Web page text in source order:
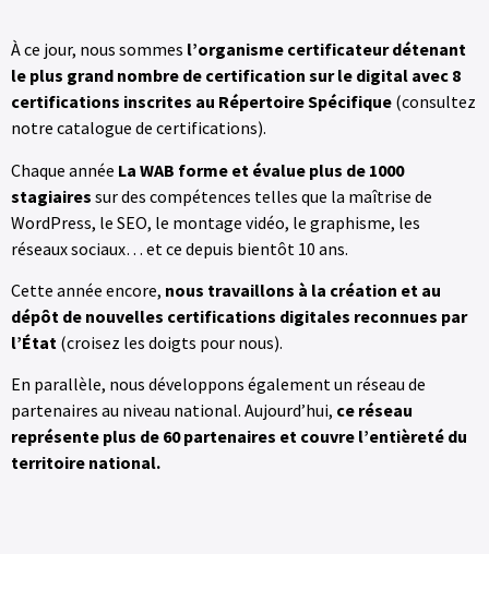
À ce jour, nous sommes l’organisme certificateur détenant
le plus grand nombre de certification sur le digital avec 8
certifications inscrites au Répertoire Spécifique (consultez
notre catalogue de certifications).
Chaque année La WAB forme et évalue plus de 1000
stagiaires sur des compétences telles que la maîtrise de
WordPress, le SEO, le montage vidéo, le graphisme, les
réseaux sociaux… et ce depuis bientôt 10 ans.
Cette année encore, nous travaillons à la création et au
dépôt de nouvelles certifications digitales reconnues par
l’État (croisez les doigts pour nous).
En parallèle, nous développons également un réseau de
partenaires au niveau national. Aujourd’hui, ce réseau
représente plus de 60 partenaires et couvre l’entièreté du
territoire national.